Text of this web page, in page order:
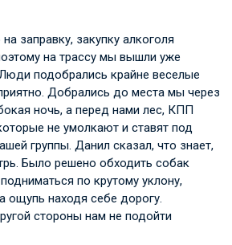
заправку, закупку алкоголя
на трассу мы вышли уже
подобрались крайне веселые
Добрались до места мы через
ночь, а перед нами лес, КПП
не умолкают и ставят под
группы. Данил сказал, что знает,
Было решено обходить собак
по крутому уклону,
ощупь находя себе дорогу.
стороны нам не подойти